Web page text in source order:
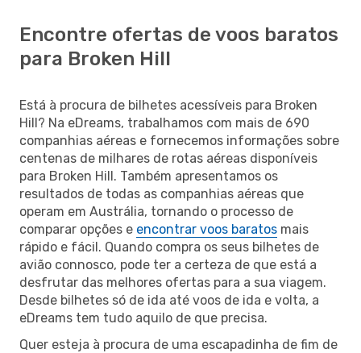
Encontre ofertas de voos baratos
para Broken Hill
Está à procura de bilhetes acessíveis para Broken
Hill? Na eDreams, trabalhamos com mais de 690
companhias aéreas e fornecemos informações sobre
centenas de milhares de rotas aéreas disponíveis
para Broken Hill. Também apresentamos os
resultados de todas as companhias aéreas que
operam em Austrália, tornando o processo de
comparar opções e encontrar voos baratos mais
rápido e fácil. Quando compra os seus bilhetes de
avião connosco, pode ter a certeza de que está a
desfrutar das melhores ofertas para a sua viagem.
Desde bilhetes só de ida até voos de ida e volta, a
eDreams tem tudo aquilo de que precisa.
Quer esteja à procura de uma escapadinha de fim de